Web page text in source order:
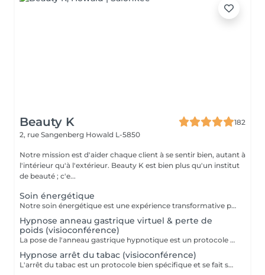
Beauty K
182
2, rue Sangenberg Howald L-5850
Notre mission est d'aider chaque client à se sentir bien, autant à
l'intérieur qu'à l'extérieur. Beauty K est bien plus qu'un institut
de beauté ; c'e...
Soin énergétique
Notre soin énergétique est une expérience transformative pour libérer blocages et tensions, tout en cultivant une paix intérieure profonde. Ce traitement unique agit sur les énergies environnantes et utilise des techniques éprouvées pour harmoniser l'énergie vitale de votre corps. Avec une approche holistique, nous ciblons les déséquilibres énergétiques qui influent sur votre santé physique et émotionnelle. Basée sur l'interaction avec les champs énergétiques, cette méthode restaure l'équilibre entre corps, esprit et âme. Ce soin, apaisant et régénérant, stimule vos capacités naturelles d'auto-guérison, renforçant vitalité et clarté mentale. Idéal pour se sentir revitalisé, allégé du quotidien, et en harmonie avec soi-même.
Hypnose anneau gastrique virtuel & perte de
poids (visioconférence)
La pose de l'anneau gastrique hypnotique est un protocole bien spécifique et se fait sur 4 séances. Une séance de suivi est également comprise dans le forfait. L'anneau gastrique hypnotique sera bénéfique pour quiconque a un surpoids de 10kg ou plus. La solution hypnotique vous permet de perdre vos kilos en trop sans passer par la case chirurgie chère et dangereuse. Grâce à l'anneau gastrique hypnotique, vous créez un rapport différent avec la nourriture afin de changer vos habitudes alimentaires durablement. Plus d'informations sur : http://jgchypnose.com
Hypnose arrêt du tabac (visioconférence)
L'arrêt du tabac est un protocole bien spécifique et se fait sur 4 séances. Une séance de suivi est également comprise dans le forfait. Motivé à vous libérer du tabac ? Agissez, reprenez votre vie en main et libérez-vous de ces comportements automatiques. Grâce aux suggestions mentales, l'hypnose offre des résultats spectaculaires.